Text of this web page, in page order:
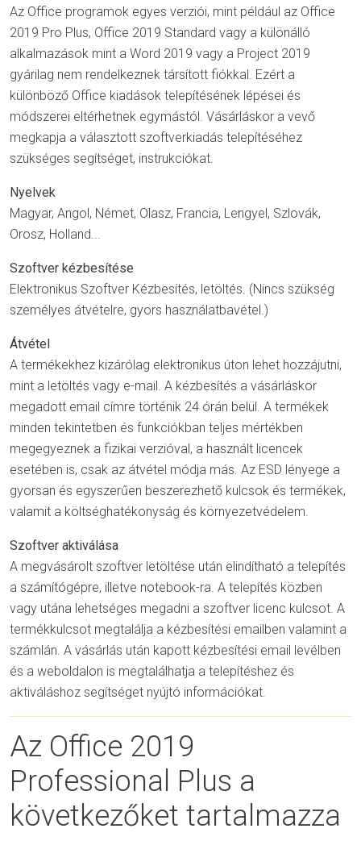
Az Office programok egyes verziói, mint például az Office
2019 Pro Plus, Office 2019 Standard vagy a különálló
alkalmazások mint a Word 2019 vagy a Project 2019
gyárilag nem rendelkeznek társított fiókkal. Ezért a
különböző Office kiadások telepítésének lépései és
módszerei eltérhetnek egymástól. Vásárláskor a vevő
megkapja a választott szoftverkiadás telepítéséhez
szükséges segítséget, instrukciókat.
Nyelvek
Magyar, Angol, Német, Olasz, Francia, Lengyel, Szlovák,
Orosz, Holland...
Szoftver kézbesítése
Elektronikus Szoftver Kézbesítés, letöltés. (Nincs szükség
személyes átvételre, gyors használatbavétel.)
Átvétel
A termékekhez kizárólag elektronikus úton lehet hozzájutni,
mint a letöltés vagy e-mail. A kézbesítés a vásárláskor
megadott email címre történik 24 órán belül. A termékek
minden tekintetben és funkciókban teljes mértékben
megegyeznek a fizikai verzióval, a használt licencek
esetében is, csak az átvétel módja más. Az ESD lényege a
gyorsan és egyszerűen beszerezhető kulcsok és termékek,
valamit a költséghatékonyság és környezetvédelem.
Szoftver aktiválása
A megvásárolt szoftver letöltése után elindítható a telepítés
a számítógépre, illetve notebook-ra. A telepítés közben
vagy utána lehetséges megadni a szoftver licenc kulcsot. A
termékkulcsot megtalálja a kézbesítési emailben valamint a
számlán. A vásárlás után kapott kézbesítési email levélben
és a weboldalon is megtalálhatja a telepítéshez és
aktiváláshoz segítséget nyújtó információkat.
Az Office 2019
Professional Plus a
következőket tartalmazza